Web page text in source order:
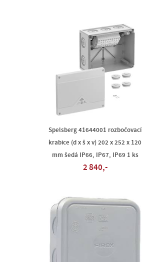
Spelsberg 41644001 rozbočovací
krabice (d x š x v) 202 x 252 x 120
mm šedá IP66, IP67, IP69 1 ks
2 840,-